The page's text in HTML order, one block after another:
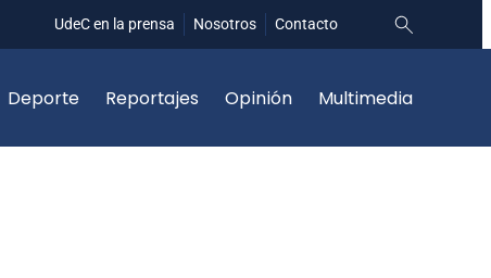
UdeC en la prensa Nosotros Contacto
Deporte Reportajes Opinión Multimedia